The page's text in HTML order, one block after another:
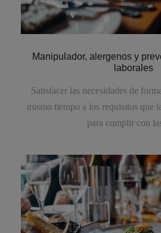
Manipulador, alergenos y
laborales
Satisfacer las necesidades de
mismo tiempo a los requisitos que
para cumplir con